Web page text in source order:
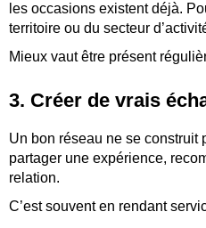
les occasions existent déjà.
territoire ou du secteur
Mieux vaut être présent
3. Créer de vrais
Un bon réseau ne se construit
partager une expérience,
relation.
C’est souvent en rendant